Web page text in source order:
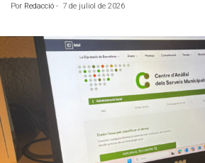
Por Redacció - 7 de juliol de 2026